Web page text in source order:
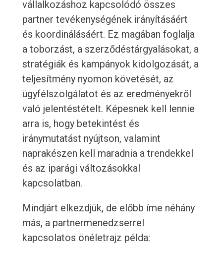
vállalkozáshoz kapcsolódó összes
partner tevékenységének irányításáért
és koordinálásáért. Ez magában foglalja
a toborzást, a szerződéstárgyalásokat, a
stratégiák és kampányok kidolgozását, a
teljesítmény nyomon követését, az
ügyfélszolgálatot és az eredményekről
való jelentéstételt. Képesnek kell lennie
arra is, hogy betekintést és
iránymutatást nyújtson, valamint
naprakészen kell maradnia a trendekkel
és az iparági változásokkal
kapcsolatban.
Mindjárt elkezdjük, de előbb íme néhány
más, a partnermenedzserrel
kapcsolatos önéletrajz példa: